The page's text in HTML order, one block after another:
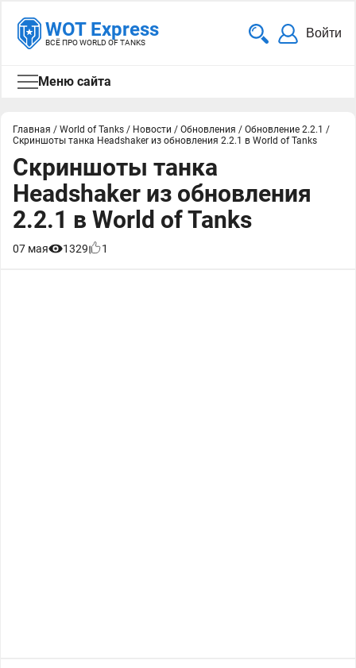
WOT Express
ВСЁ ПРО WORLD OF TANKS
Войти
Меню сайта
Главная / World of Tanks / Новости / Обновления / Обновление 2.2.1 /
Скриншоты танка Headshaker из обновления 2.2.1 в World of Tanks
Скриншоты танка
Headshaker из обновления
2.2.1 в World of Tanks
07 мая 1329 1